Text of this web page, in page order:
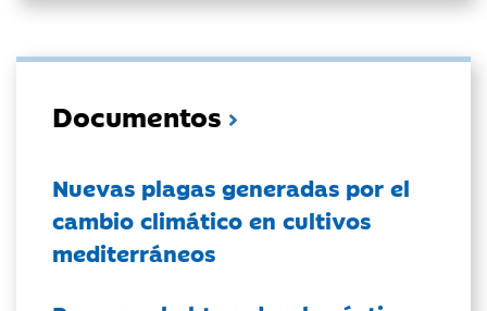
Documentos
Nuevas plagas generadas por el
cambio climático en cultivos
mediterráneos